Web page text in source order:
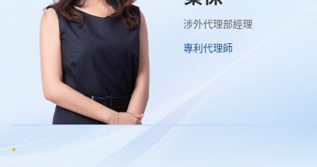
涉外代理部經理
專利代理師